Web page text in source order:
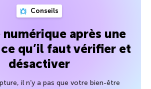
Conseils
numérique après une
qu’il faut vérifier et
désactiver
il n’y a pas que votre bien-être